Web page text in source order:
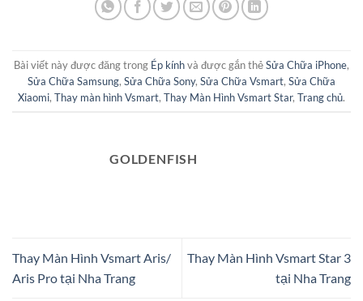
Bài viết này được đăng trong Ép kínhvà được gắn thẻSửa Chữa iPhone,
Sửa Chữa Samsung, Sửa Chữa Sony, Sửa Chữa Vsmart, Sửa Chữa
Xiaomi, Thay màn hình Vsmart, Thay Màn Hình Vsmart Star, Trang chủ.
GOLDENFISH
Thay Màn Hình Vsmart Aris/
Aris Pro tại Nha Trang
Thay Màn Hình Vsmart Star 3
tại Nha Trang